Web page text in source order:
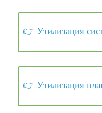
Утилизация
Утилизация